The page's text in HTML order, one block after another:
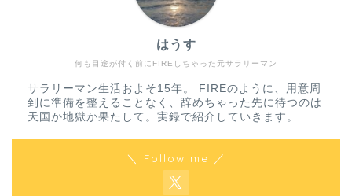
何も目途が付く前にFIREしちゃった元サラリーマン
はうす
サラリーマン生活およそ15年。 FIREのように、用意周
到に準備を整えることなく、辞めちゃった先に待つのは
天国か地獄か果たして。実録で紹介していきます。
＼ Follow me ／